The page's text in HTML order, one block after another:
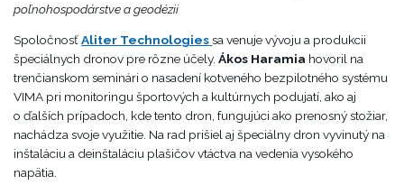
poľnohospodárstve a geodézii
SpoločnosťAliter Technologies sa venuje vývoju a produkcii
špeciálnych dronov pre rôzne účely.Ákos Haramia hovoril na
trenčianskom seminári o nasadení kotveného bezpilotného systému
VIMA pri monitoringu športových a kultúrnych podujatí, ako aj
o ďalších prípadoch, kde tento dron, fungujúci ako prenosný stožiar,
nachádza svoje využitie. Na rad prišiel aj špeciálny dron vyvinutý na
inštaláciu a deinštaláciu plašičov vtáctva na vedenia vysokého
napätia.